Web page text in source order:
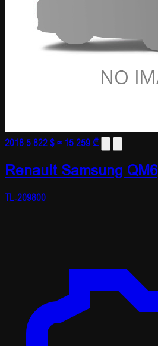
20185 822 $≈ 15 259 ₾
Renault Samsung QM6
TL-209800